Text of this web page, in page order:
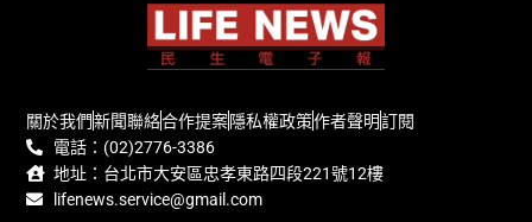
關於我們新聞聯絡合作提案隱私權政策作者聲明訂閱
電話：(02)2776-3386
地址：台北市大安區忠孝東路四段221號12樓
lifenews.service@gmail.com